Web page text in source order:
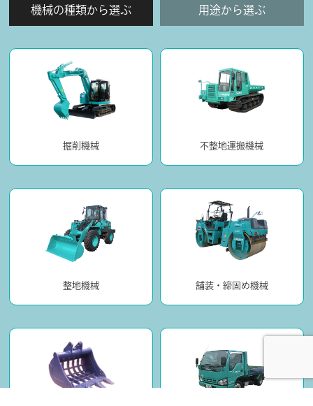
機械の種類から選ぶ 用途から選ぶ
掘削機械 不整地運搬機械
整地機械 舗装・締固め機械